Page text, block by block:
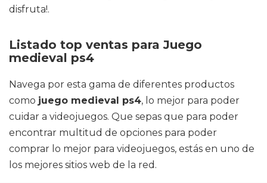
disfruta!.
Listado top ventas para Juego
medieval ps4
Navega por esta gama de diferentes productos
como juego medieval ps4, lo mejor para poder
cuidar a videojuegos. Que sepas que para poder
encontrar multitud de opciones para poder
comprar lo mejor para videojuegos, estás en uno de
los mejores sitios web de la red.